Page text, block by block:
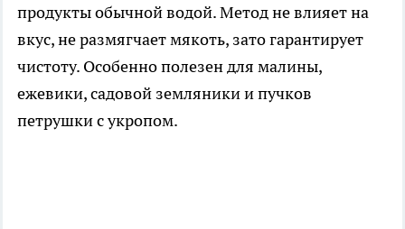
продукты обычной водой. Метод не влияет на
вкус, не размягчает мякоть, зато гарантирует
чистоту. Особенно полезен для малины,
ежевики, садовой земляники и пучков
петрушки с укропом.